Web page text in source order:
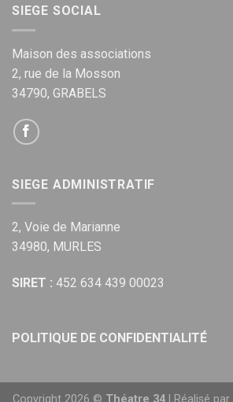
SIEGE SOCIAL
Maison des associations
2, rue de la Mosson
34790, GRABELS
SIEGE ADMINISTRATIF
2, Voie de Marianne
34980, MURLES
SIRET : 452 634 439 00023
POLITIQUE DE CONFIDENTIALITÉ